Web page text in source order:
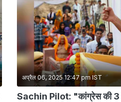
अप्रैल 06, 2025 12:47 pm IST
Sachin Pilot: "कांग्रेस की 3